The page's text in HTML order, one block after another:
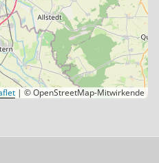
| © OpenStreetMap-Mitwirkende